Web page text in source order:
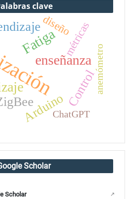
clave
Fatiga
enseñanza
ArduinoControl
métricas
diseño
anemómetro
ChatGPT
Scholar
Scholar ↗